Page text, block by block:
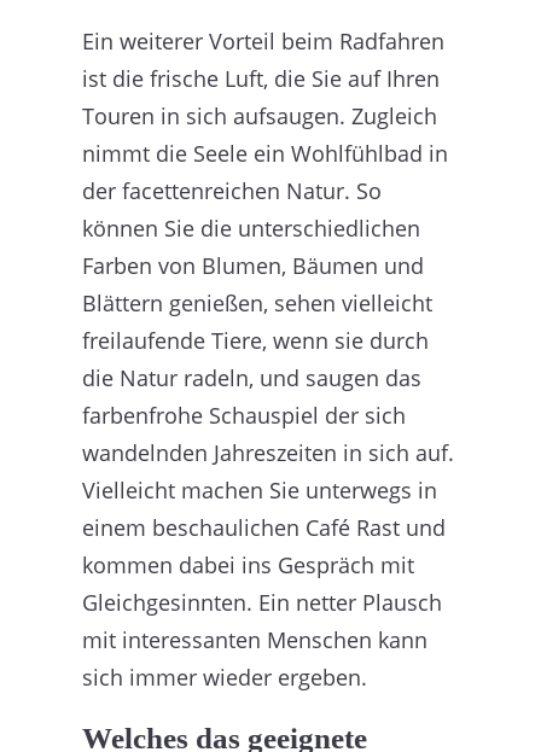
Ein weiterer Vorteil beim Radfahren
ist die frische Luft, die Sie auf Ihren
Touren in sich aufsaugen. Zugleich
nimmt die Seele ein Wohlfühlbad in
der facettenreichen Natur. So
können Sie die unterschiedlichen
Farben von Blumen, Bäumen und
Blättern genießen, sehen vielleicht
freilaufende Tiere, wenn sie durch
die Natur radeln, und saugen das
farbenfrohe Schauspiel der sich
wandelnden Jahreszeiten in sich auf.
Vielleicht machen Sie unterwegs in
einem beschaulichen Café Rast und
kommen dabei ins Gespräch mit
Gleichgesinnten. Ein netter Plausch
mit interessanten Menschen kann
sich immer wieder ergeben.
Welches das geeignete